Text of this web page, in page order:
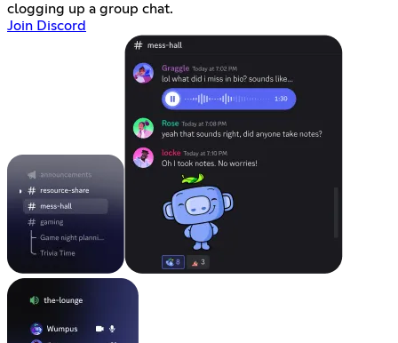
clogging up a group chat.
Join Discord